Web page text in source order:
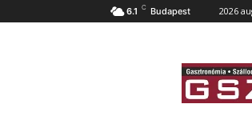
6.1 C Budapest 2026